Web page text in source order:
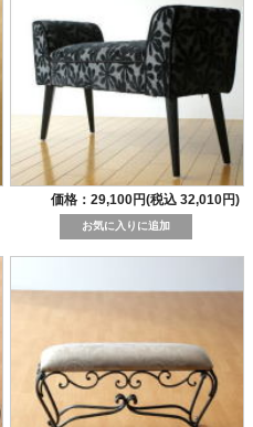
価格：29,100円(税込 32,010円)